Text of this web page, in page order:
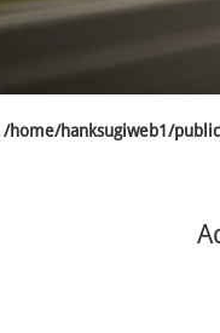
/home/hanksugiweb1/